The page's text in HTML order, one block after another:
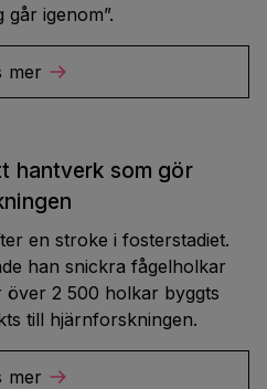
går igenom”.
mer
hantverk som gör
en stroke i fosterstadiet.
han snickra fågelholkar
över 2 500 holkar byggts
till hjärnforskningen.
mer